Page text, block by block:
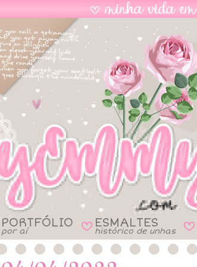
PORTFÓLIO
por aí B ESMALTES
histórico de unhas B